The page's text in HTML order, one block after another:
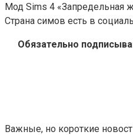
Мод Sims 4 «Запредельная
Страна симов есть в
Обязательно
Важные, но короткие